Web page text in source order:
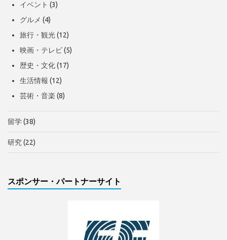
イベント (3)
グルメ (4)
旅行・観光(12)
映画・テレビ(5)
歴史・文化(17)
生活情報 (12)
芸術・音楽 (8)
留学(38)
研究(22)
スポンサー・パートナーサイト